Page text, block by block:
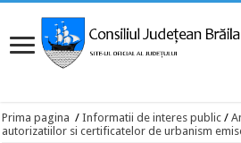
Prima pagina / Informatii de interes public /
autorizatiilor si certificatelor de urbanism